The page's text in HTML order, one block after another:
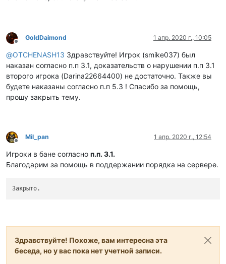
Не в сети
GoldDaimond 1 апр. 2020 г., 10:05
@OTCHENASH13 Здравствуйте! Игрок (smike037) был
наказан согласно п.п 3.1, доказательств о нарушении п.п 3.1
второго игрока (Darina22664400) не достаточно. Также вы
будете наказаны согласно п.п 5.3 ! Спасибо за помощь,
прошу закрыть тему.
Не в сети
Mil_pan 1 апр. 2020 г., 12:54
Игроки в бане согласно п.п. 3.1.
Благодарим за помощь в поддержании порядка на сервере.
Закрыто.
Здравствуйте! Похоже, вам интересна эта
беседа, но у вас пока нет учетной записи.